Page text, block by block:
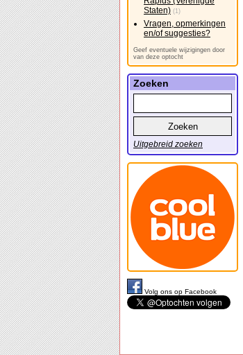
Staten) (1)
Vragen, opmerkingen
en/of suggesties?
Geef eventuele wijzigingen door
van deze optocht
Zoeken
Uitgebreid zoeken
Volg ons op Facebook